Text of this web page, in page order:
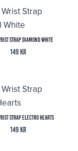
Strap Diamond White
149 kr
Strap Electro Hearts
149 kr